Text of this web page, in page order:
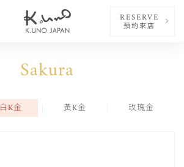
RESERVE
預約來店
Sakura
白K金 黃K金 玫瑰金